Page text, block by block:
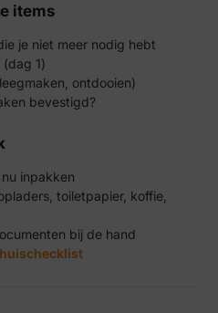
items
je niet meer nodig hebt
1)
ontdooien)
bevestigd?
inpakken
toiletpapier, koffie,
bij de hand